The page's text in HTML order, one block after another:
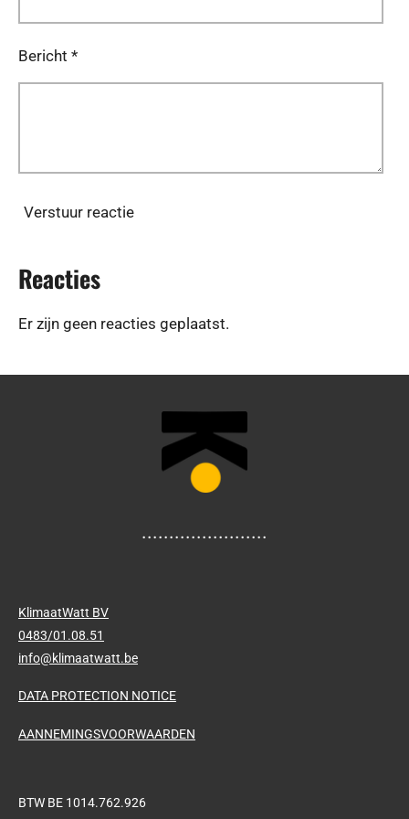
Bericht *
Verstuur reactie
Reacties
Er zijn geen reacties geplaatst.
.......................
KlimaatWatt BV
0483/01.08.51
info@klimaatwatt.be
DATA PROTECTION NOTICE
AANNEMINGSVOORWAARDEN
BTW BE 1014.762.926